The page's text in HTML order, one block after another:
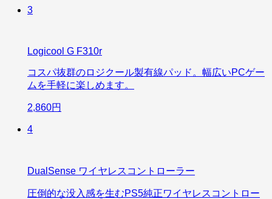
3
Logicool G F310r
コスパ抜群のロジクール製有線パッド。幅広いPCゲー
ムを手軽に楽しめます。
2,860円
4
DualSense ワイヤレスコントローラー
圧倒的な没入感を生むPS5純正ワイヤレスコントロー